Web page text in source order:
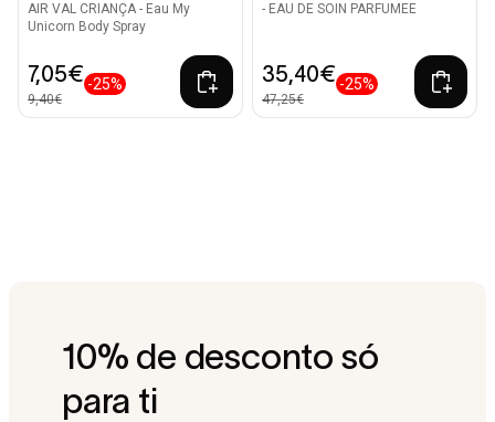
AIR VAL CRIANÇA - Eau My
Unicorn Body Spray
7,05€
9,40€
-25%
- EAU DE SOIN PARFUMEE
35,40€
47,25€
-25%
10% de desconto só
para ti